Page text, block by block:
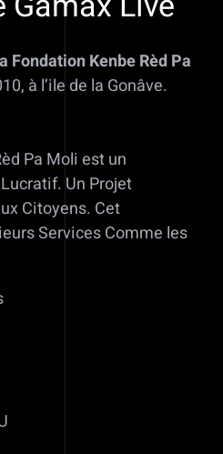
Fondation Kenbe Rèd Pa
, à l’ile de la Gonâve.
Pa Moli est un
tif. Un Projet
Citoyens. Cet
Services Comme les